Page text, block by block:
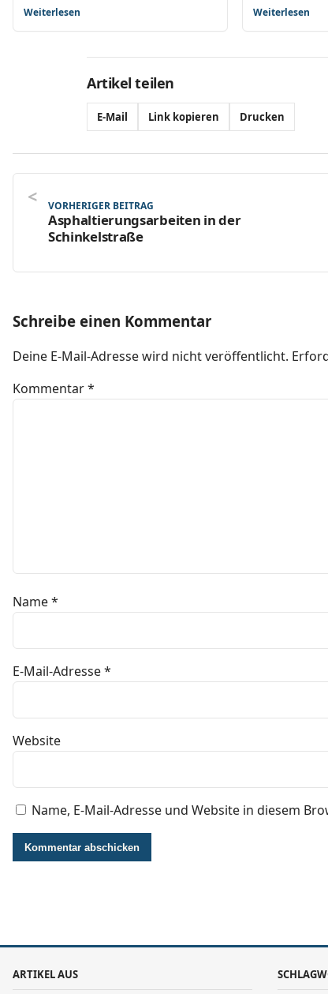
Weiterlesen Weiterlesen
Artikel teilen
E-Mail Link kopieren Drucken
VORHERIGER BEITRAG
Asphaltierungsarbeiten in der
Schinkelstraße
Schreibe einen Kommentar
Deine E-Mail-Adresse wird nicht veröffentlicht.
Kommentar*
Name*
E-Mail-Adresse*
Website
Name, E-Mail-Adresse und Website in diesem
ARTIKEL AUS